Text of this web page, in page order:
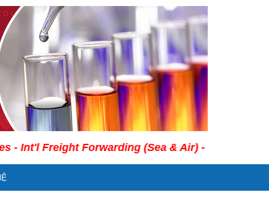
Forwarding (Sea & Air) - Legal